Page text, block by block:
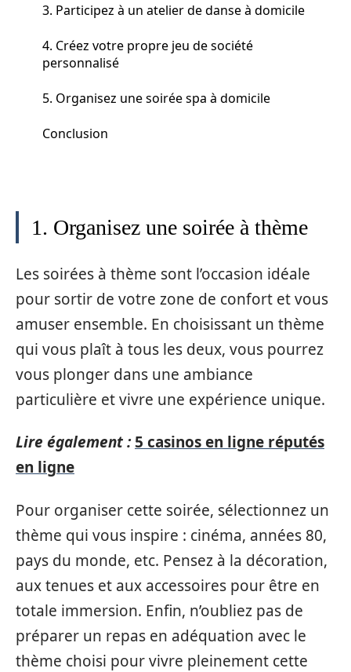
3. Participez à un atelier de danse à domicile
4. Créez votre propre jeu de société
personnalisé
5. Organisez une soirée spa à domicile
Conclusion
1. Organisez une soirée à thème
Les soirées à thème sont l’occasion idéale
pour sortir de votre zone de confort et vous
amuser ensemble. En choisissant un thème
qui vous plaît à tous les deux, vous pourrez
vous plonger dans une ambiance
particulière et vivre une expérience unique.
Lire également : 5 casinos en ligne réputés
en ligne
Pour organiser cette soirée, sélectionnez un
thème qui vous inspire : cinéma, années 80,
pays du monde, etc. Pensez à la décoration,
aux tenues et aux accessoires pour être en
totale immersion. Enfin, n’oubliez pas de
préparer un repas en adéquation avec le
thème choisi pour vivre pleinement cette